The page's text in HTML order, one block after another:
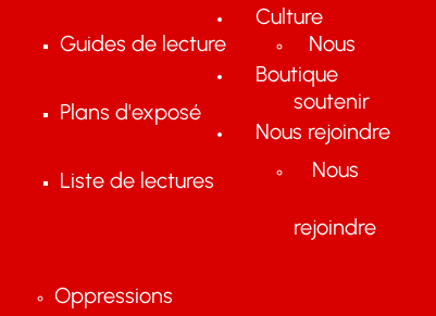
Guides de lecture
Plans d'exposé
Liste de lectures
Nous
soutenir
Nous
rejoindre
Oppressions
Culture
Boutique
Nous rejoindre